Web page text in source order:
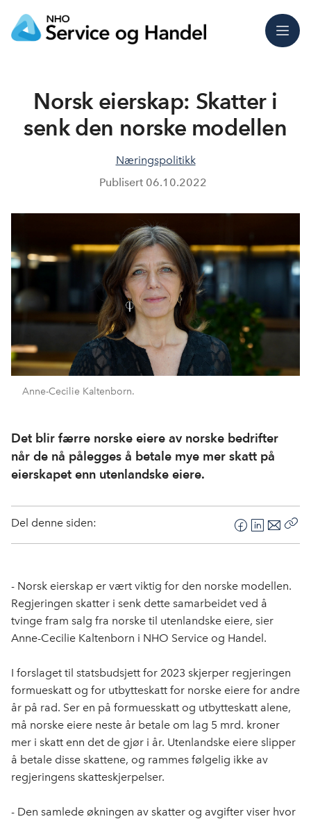
Meny
Norsk eierskap: Skatter i
senk den norske modellen
Næringspolitikk
Publisert 06.10.2022
Anne-Cecilie Kaltenborn.
Det blir færre norske eiere av norske bedrifter
når de nå pålegges å betale mye mer skatt på
eierskapet enn utenlandske eiere.
Del denne siden:
F
a
e
b
o
L
i
k
e
E
-
o
- Norsk eierskap er vært viktig for den norske modellen.
Regjeringen skatter i senk dette samarbeidet ved å
tvinge fram salg fra norske til utenlandske eiere, sier
Anne-Cecilie Kaltenborn i NHO Service og Handel.
I forslaget til statsbudsjett for 2023 skjerper regjeringen
formueskatt og for utbytteskatt for norske eiere for andre
år på rad. Ser en på formuesskatt og utbytteskatt alene,
må norske eiere neste år betale om lag 5 mrd. kroner
mer i skatt enn det de gjør i år. Utenlandske eiere slipper
å betale disse skattene, og rammes følgelig ikke av
regjeringens skatteskjerpelser.
- Den samlede økningen av skatter og avgifter viser hvor